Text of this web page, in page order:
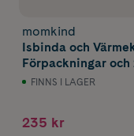
momkind
Isbinda och
Förpackningar och
Bomullshylsor
FINNS I LAGER
235 kr